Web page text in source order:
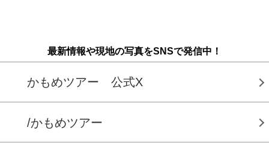
最新情報や現地の写真をSNSで発信中！
かもめツアー 公式X
/かもめツアー